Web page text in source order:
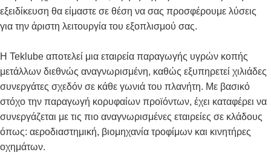
εξειδίκευση θα είμαστε σε θέση να σας προσφέρουμε λύσεις
για την άριστη λειτουργία του εξοπλισμού σας.
Η Teklube αποτελεί μια εταιρεία παραγωγής υγρών κοπής
μετάλλων διεθνώς αναγνωρισμένη, καθώς εξυπηρετεί χιλιάδες
συνεργάτες σχεδόν σε κάθε γωνιά του πλανήτη. Με βασικό
στόχο την παραγωγή κορυφαίων προϊόντων, έχει καταφέρει να
συνεργάζεται με τις πιο αναγνωρισμένες εταιρείες σε κλάδους
όπως: αεροδιαστημική, βιομηχανία τροφίμων και κινητήρες
οχημάτων.